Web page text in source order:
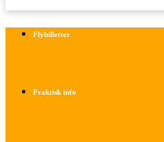
Flybilletter
Praktisk info